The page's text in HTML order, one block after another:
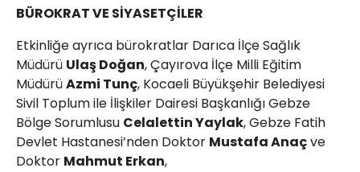
BÜROKRAT VE SİYASETÇİLER
Etkinliğe ayrıca bürokratlar Darıca İlçe Sağlık
Müdürü Ulaş Doğan, Çayırova İlçe Milli Eğitim
MüdürüAzmi Tunç, Kocaeli Büyükşehir Belediyesi
Sivil Toplum ile İlişkiler Dairesi Başkanlığı Gebze
Bölge Sorumlusu Celalettin Yaylak, Gebze Fatih
Devlet Hastanesi’nden Doktor Mustafa Anaçve
Doktor Mahmut Erkan,